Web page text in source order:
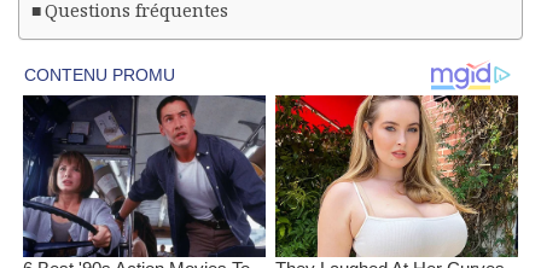
Questions fréquentes